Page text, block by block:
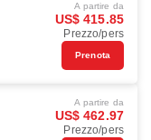
A partire da
US$ 415.85
Prezzo/pers
Prenota
A partire da
US$ 462.97
Prezzo/pers